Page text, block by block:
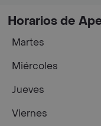
Horarios de
Martes
Miércoles
Jueves
Viernes